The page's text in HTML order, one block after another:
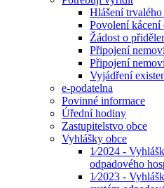
Hlášení
Povolení kácení
Žádost o
Připojení
Připojení
Vyjádření
e-podatelna
Povinné informace
Úřední hodiny
Zastupitelstvo obce
Vyhlášky obce
1⁄2024 -
odpadového
1⁄2023 -